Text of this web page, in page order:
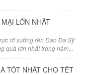
LỚN NHẤT
rỡ xưởng rèn Dao Đa Sỹ
quà lớn nhất trong năm...
TỐT NHẤT CHO TẾT